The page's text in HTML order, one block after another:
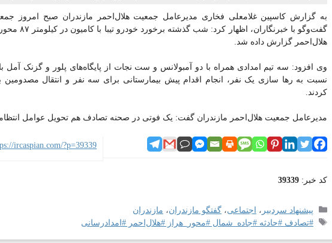
گفت‌وگو با
هلال‌احمر گزارش داده شد.
وی افزود: سه تیم امدادی همراه با دو آمبولانس و ست نجات از پایگاه‌های پلور و گزنک آمل
نسبت به رها سازی یک نفر، انجام اقدام پیش بیمارستانی برای سه نفر و انتقال مصدومین
کردند.
مدیرعامل جمعیت هلال‌احمر مازندران گفت: یک فوتی در صحنه تصادف هم تحویل عوامل
ircaspian.com/?p=39339
کد خبر: 39339
پیشنهاد سردبیر ، اجتماعی،گفتگو مازندران، مازندران
#تصادف #حادثه #جاده_شمال #محور_هراز #هلال‌احمر #امدادرسانی